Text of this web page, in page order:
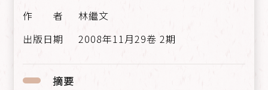
林繼文
2008年11月29卷 2期
摘要